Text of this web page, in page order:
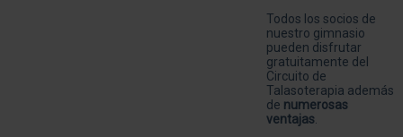
Todos los socios de
nuestro gimnasio
pueden disfrutar
gratuitamente del
Circuito de
Talasoterapia además
de numerosas
ventajas.